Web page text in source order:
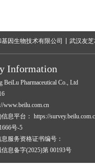
因生物技术有限公司 武汉友
Information
BeiLu Pharmaceutical Co., Ltd
www.beilu.com.cn
息平台： https://
号-5
服务资格证书编号：
信息备字(2025)第 00193号